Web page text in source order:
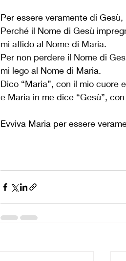
Per essere veramente di
Perché il Nome di Gesù
mi affido al Nome di Maria.
Per non perdere il Nome di
mi lego al Nome di Maria.
Dico “Maria”, con il mio cuore
e Maria in me dice “Gesù”,
Evviva Maria per essere